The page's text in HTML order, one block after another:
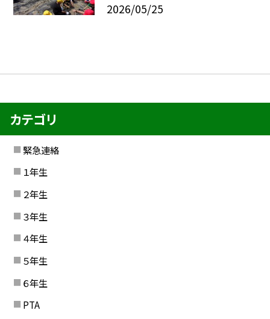
2026/05/25
カテゴリ
緊急連絡
１年生
２年生
３年生
４年生
５年生
６年生
PTA